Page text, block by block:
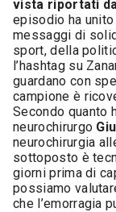
vista riportati
episodio ha
messaggi di
sport, della
l’hashtag su
guardano con
campione è
Secondo quanto
neurochirurgo
neurochirurgia
sottoposto è
giorni prima di
possiamo
che l’emorragia